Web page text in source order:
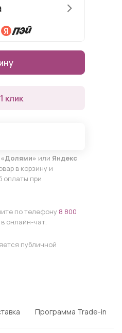
клик
«Долями» или Яндекс
в корзину и
оплаты при
по телефону 8 800
онлайн-чат.
публичной
Программа Trade-in